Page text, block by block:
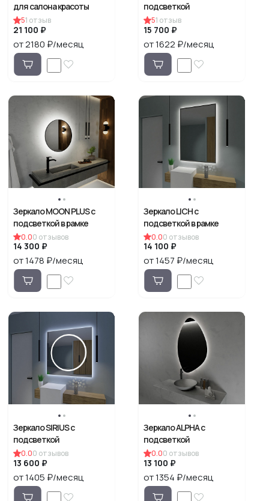
для салона красоты
51 отзыв
21 100 ₽
от 2180 ₽/месяц
подсветкой
51 отзыв
15 700 ₽
от 1622 ₽/месяц
Зеркало MOON PLUS с
подсветкой в рамке
0.00 отзывов
14 300 ₽
от 1478 ₽/месяц
Зеркало LICH с
подсветкой в рамке
0.00 отзывов
14 100 ₽
от 1457 ₽/месяц
Зеркало SIRIUS с
подсветкой
0.00 отзывов
13 600 ₽
от 1405 ₽/месяц
Зеркало ALPHA с
подсветкой
0.00 отзывов
13 100 ₽
от 1354 ₽/месяц